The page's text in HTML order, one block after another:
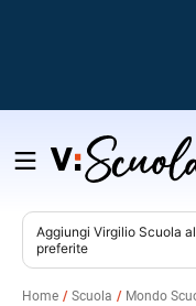
Salta
contenuto
Aggiungi Virgilio Scuola
preferite
Home Scuola Mondo